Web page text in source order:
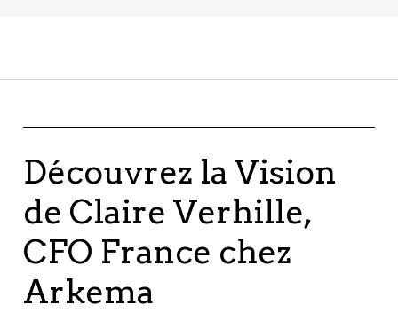
Découvrez la Vision
de Claire Verhille,
CFO France chez
Arkema